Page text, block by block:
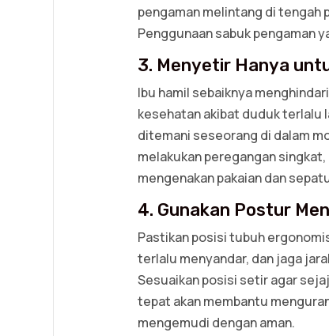
pengaman melintang di tengah
Penggunaan sabuk pengaman
3. Menyetir Hanya
Ibu hamil sebaiknya
kesehatan akibat duduk terlalu
ditemani seseorang di dalam
melakukan peregangan
mengenakan pakaian dan
4. Gunakan Postur
Pastikan posisi tubuh
terlalu menyandar, dan jaga
Sesuaikan posisi setir agar
tepat akan membantu
mengemudi dengan aman.